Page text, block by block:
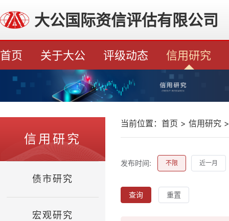
大公国际资信评估有限公司
首页 关于大公 评级动态 信用研究
信用研究
债市研究
宏观研究
当前位置： 首页 > 信用研究
发布时间: 不限 近一月
查询 重置